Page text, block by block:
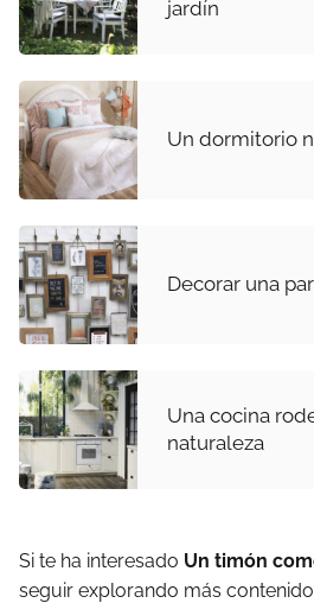
jardín
Un dormitorio
Decorar una
Una cocina
naturaleza
Si te ha interesado Un timón
seguir explorando más